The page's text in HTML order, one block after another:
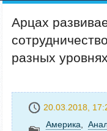
Арцах
разных уровнях
20.03.2018,
Америка